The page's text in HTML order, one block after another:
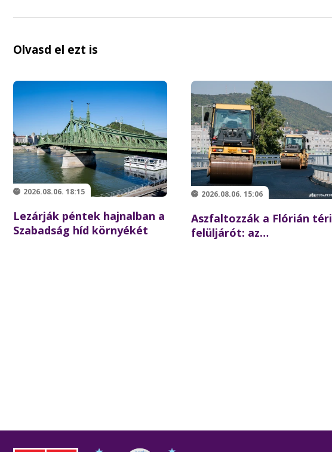
Olvasd el ezt is
2026.08.06. 18:15
Lezárják péntek hajnalban a
Szabadság híd környékét
2026.08.06. 15:06
Aszfaltozzák a Flórián téri
felüljárót: az